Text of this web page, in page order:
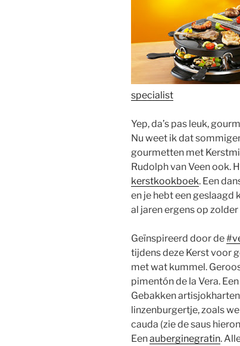
specialist
Yep, da’s pas leuk,
Nu weet ik dat
gourmetten met
Rudolph van Veen ook.
kerstkookboek. Een
en je hebt een
al jaren ergens op
Geïnspireerd door de
tijdens deze Kerst voor
met wat kummel.
pimentón de la Vera.
Gebakken
linzenburgertje, zoals
cauda (zie de saus
Eenauberginegratin.